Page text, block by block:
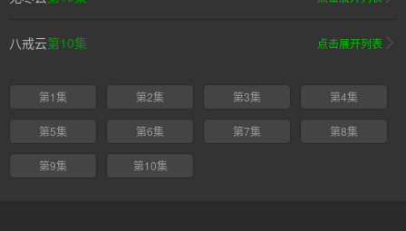
八戒云第10集 点击展开列表
第1集 第2集 第3集 第4集
第5集 第6集 第7集 第8集
第9集 第10集